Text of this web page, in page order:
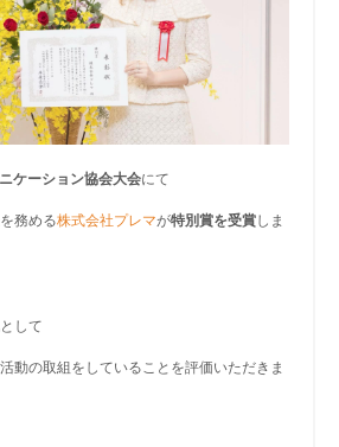
ケーション協会大会にて
務める株式会社プレマが特別賞を受賞しま
して
動の取組をしていることを評価いただきま